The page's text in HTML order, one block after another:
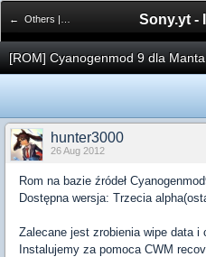
← Others | Pozostali
[ROM] Cyanogenmod 9 dla
hunter3000
26 Aug 2012
Rom na bazie źródeł
Dostępna wersja: Trzecia
Zalecane jest zrobienia wipe data i
Instalujemy za pomoca CWM